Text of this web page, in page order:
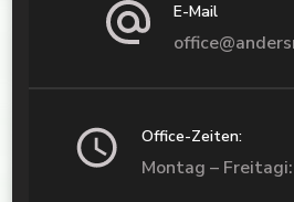
E-Mail
Office-Zeiten:
Montag –